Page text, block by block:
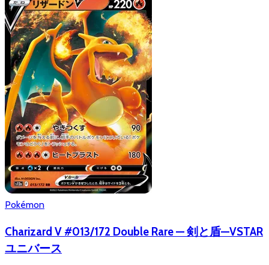
Pokémon
Charizard V #013/172 Double Rare — 剣と盾—VSTAR
ユニバース